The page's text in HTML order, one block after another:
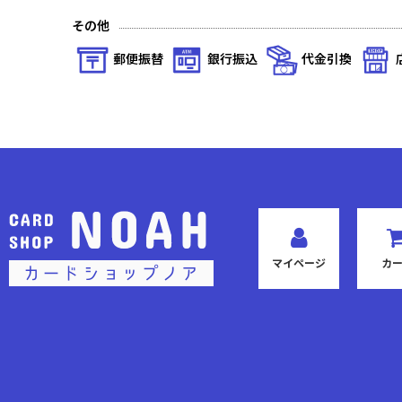
その他
郵便振替
銀行振込 代金引換
マイページ カ